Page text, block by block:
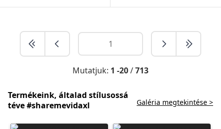
Mutatjuk: 1 -20/713
Termékeink, általad stílusossá
téve #sharemevidaxl
Galéria megtekintése >